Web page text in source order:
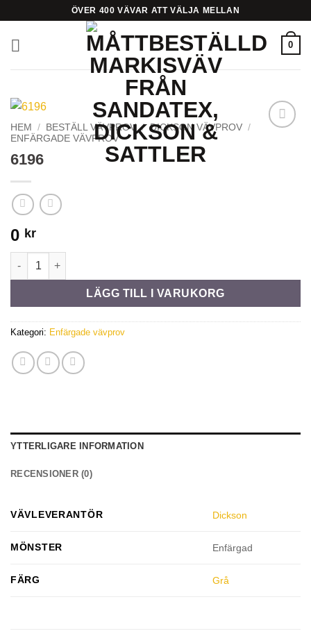
content
ÖVER 400 VÄVAR ATT VÄLJA MELLAN
0
HEM / BESTÄLL VÄVPROV / DICKSON VÄVPROV /
ENFÄRGADE VÄVPROV
6196
0 kr
6196 mängd
LÄGG TILL I VARUKORG
Kategori: Enfärgade vävprov
YTTERLIGARE INFORMATION
RECENSIONER (0)
VÄVLEVERANTÖR Dickson
MÖNSTER Enfärgad
FÄRG Grå